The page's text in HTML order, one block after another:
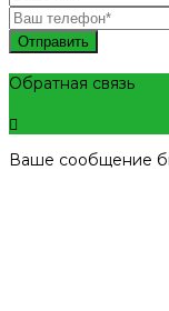
Отправить
Обратная связь
Ваше сообщение